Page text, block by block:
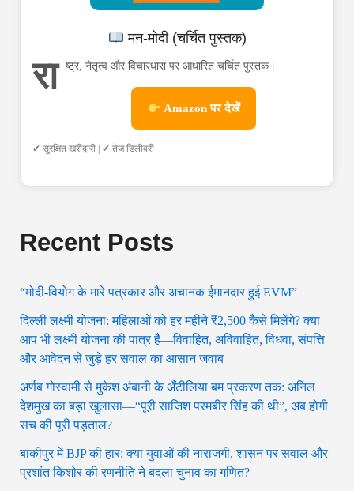
मन-मोदी (चर्चित पुस्तक)
रा ष्ट्र, नेतृत्व और विचारधारा पर आधारित चर्चित पुस्तक।
Amazon पर देखें
✔ सुरक्षित खरीदारी | ✔ तेज डिलीवरी
Recent Posts
“मोदी-वियोग के मारे पत्रकार और अचानक ईमानदार हुई EVM”
दिल्ली लक्ष्मी योजना: महिलाओं को हर महीने ₹2,500 कैसे मिलेंगे? क्या
आप भी लक्ष्मी योजना की पात्र हैं—विवाहित, अविवाहित, विधवा, संपत्ति
और आवेदन से जुड़े हर सवाल का आसान जवाब
अर्णब गोस्वामी से मुकेश अंबानी के अँटीलिया बम प्रकरण तक: अनिल
देशमुख का बड़ा खुलासा—“पूरी साजिश परमबीर सिंह की थी”, अब होगी
सच की पूरी पड़ताल?
बांकीपुर में BJP की हार: क्या युवाओं की नाराजगी, शासन पर सवाल और
प्रशांत किशोर की रणनीति ने बदला चुनाव का गणित?